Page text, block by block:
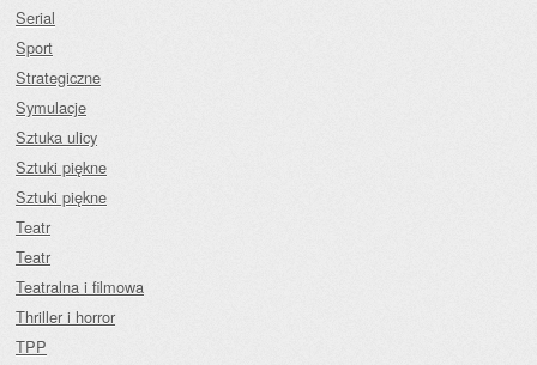
Serial
Sport
Strategiczne
Symulacje
Sztuka ulicy
Sztuki piękne
Sztuki piękne
Teatr
Teatr
Teatralna i filmowa
Thriller i horror
TPP